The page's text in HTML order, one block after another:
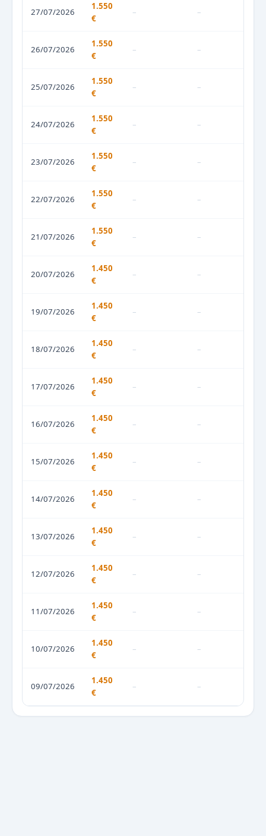
27/07/2026
1.550
€
– –
26/07/2026
1.550
€
– –
25/07/2026
1.550
€
– –
24/07/2026
1.550
€
– –
23/07/2026
1.550
€
– –
22/07/2026
1.550
€
– –
21/07/2026
1.550
€
– –
20/07/2026
1.450
€
– –
19/07/2026
1.450
€
– –
18/07/2026
1.450
€
– –
17/07/2026
1.450
€
– –
16/07/2026
1.450
€
– –
15/07/2026
1.450
€
– –
14/07/2026
1.450
€
– –
13/07/2026
1.450
€
– –
12/07/2026
1.450
€
– –
11/07/2026
1.450
€
– –
10/07/2026
1.450
€
– –
09/07/2026
1.450
€
– –